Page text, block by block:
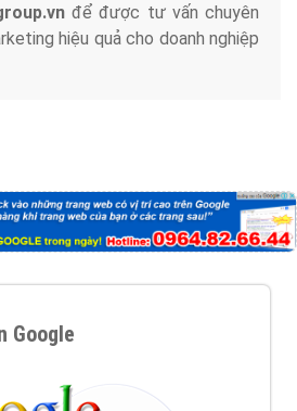
để được tư vấn chuyên
hiệu quả cho doanh nghiệp
Google